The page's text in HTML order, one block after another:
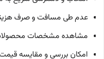
عدم طی مسافت و صرف
مشاهده مشخصات محصولات
امکان بررسی و مقایسه